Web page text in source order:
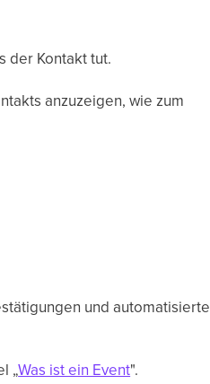
der Kontakt tut.
anzuzeigen, wie zum
und automatisierte
„Was ist ein Event".